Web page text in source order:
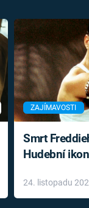
ZAJÍMAVOSTI
Smrt
Hudební
léky
24. listopadu